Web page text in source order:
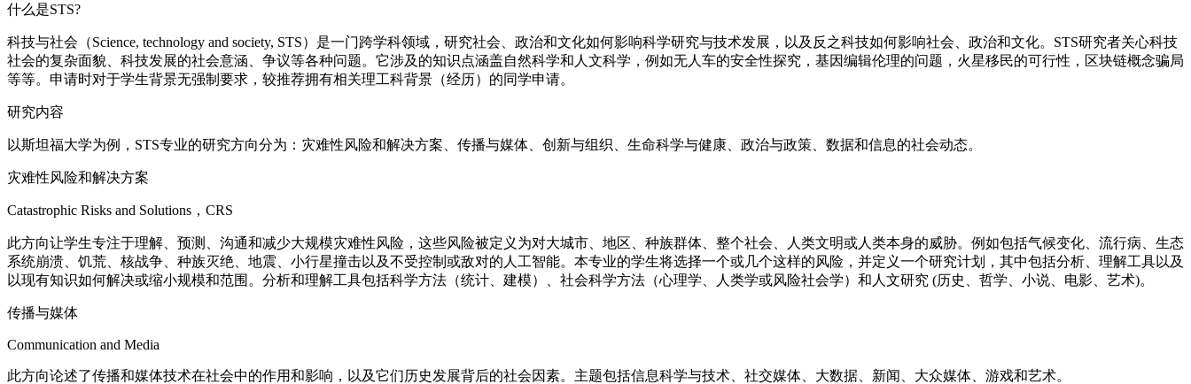
什么是STS?
科技与社会（Science, technology and society, STS）是一门跨学科领域，研究社会、政治和文化如何影响科学研究与技术发展，以及反之科技如何影响社会、政治和文化。STS研究者关心科技
社会的复杂面貌、科技发展的社会意涵、争议等各种问题。它涉及的知识点涵盖自然科学和人文科学，例如无人车的安全性探究，基因编辑伦理的问题，火星移民的可行性，区块链概念骗局
等等。申请时对于学生背景无强制要求，较推荐拥有相关理工科背景（经历）的同学申请。
研究内容
以斯坦福大学为例，STS专业的研究方向分为：灾难性风险和解决方案、传播与媒体、创新与组织、生命科学与健康、政治与政策、数据和信息的社会动态。
灾难性风险和解决方案
Catastrophic Risks and Solutions，CRS
此方向让学生专注于理解、预测、沟通和减少大规模灾难性风险，这些风险被定义为对大城市、地区、种族群体、整个社会、人类文明或人类本身的威胁。例如包括气候变化、流行病、生态
系统崩溃、饥荒、核战争、种族灭绝、地震、小行星撞击以及不受控制或敌对的人工智能。本专业的学生将选择一个或几个这样的风险，并定义一个研究计划，其中包括分析、理解工具以及
以现有知识如何解决或缩小规模和范围。分析和理解工具包括科学方法（统计、建模）、社会科学方法（心理学、人类学或风险社会学）和人文研究 (历史、哲学、小说、电影、艺术)。
传播与媒体
Communication and Media
此方向论述了传播和媒体技术在社会中的作用和影响，以及它们历史发展背后的社会因素。主题包括信息科学与技术、社交媒体、大数据、新闻、大众媒体、游戏和艺术。